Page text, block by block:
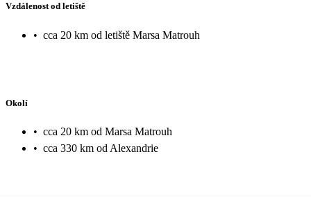
Vzdálenost od letiště
• cca 20 km od letiště Marsa Matrouh
Okolí
• cca 20 km od Marsa Matrouh
• cca 330 km od Alexandrie